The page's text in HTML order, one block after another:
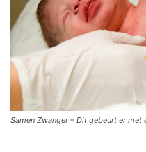
Samen Zwanger – Dit gebeurt er met